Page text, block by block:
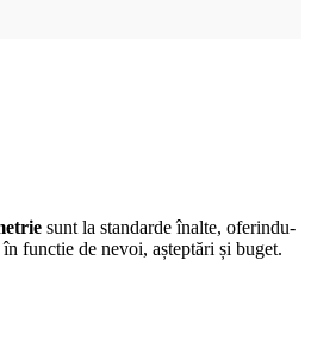
sunt la standarde înalte, oferindu-
functie de nevoi, așteptări și buget.